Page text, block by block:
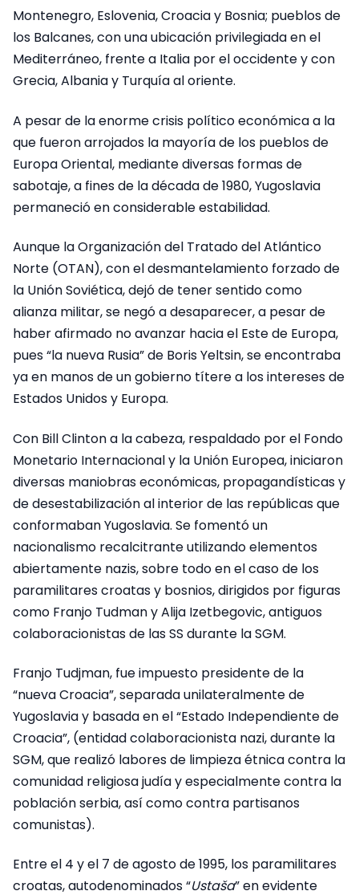
Montenegro, Eslovenia, Croacia y Bosnia; pueblos de
los Balcanes, con una ubicación privilegiada en el
Mediterráneo, frente a Italia por el occidente y con
Grecia, Albania y Turquía al oriente.
A pesar de la enorme crisis político económica a la
que fueron arrojados la mayoría de los pueblos de
Europa Oriental, mediante diversas formas de
sabotaje, a fines de la década de 1980, Yugoslavia
permaneció en considerable estabilidad.
Aunque la Organización del Tratado del Atlántico
Norte (OTAN), con el desmantelamiento forzado de
la Unión Soviética, dejó de tener sentido como
alianza militar, se negó a desaparecer, a pesar de
haber afirmado no avanzar hacia el Este de Europa,
pues “la nueva Rusia” de Boris Yeltsin, se encontraba
ya en manos de un gobierno títere a los intereses de
Estados Unidos y Europa.
Con Bill Clinton a la cabeza, respaldado por el Fondo
Monetario Internacional y la Unión Europea, iniciaron
diversas maniobras económicas, propagandísticas y
de desestabilización al interior de las repúblicas que
conformaban Yugoslavia. Se fomentó un
nacionalismo recalcitrante utilizando elementos
abiertamente nazis, sobre todo en el caso de los
paramilitares croatas y bosnios, dirigidos por figuras
como Franjo Tudman y Alija Izetbegovic, antiguos
colaboracionistas de las SS durante la SGM.
Franjo Tudjman, fue impuesto presidente de la
“nueva Croacia”, separada unilateralmente de
Yugoslavia y basada en el “Estado Independiente de
Croacia”, (entidad colaboracionista nazi, durante la
SGM, que realizó labores de limpieza étnica contra la
comunidad religiosa judía y especialmente contra la
población serbia, así como contra partisanos
comunistas).
Entre el 4 y el 7 de agosto de 1995, los paramilitares
croatas, autodenominados “Ustaša” en evidente